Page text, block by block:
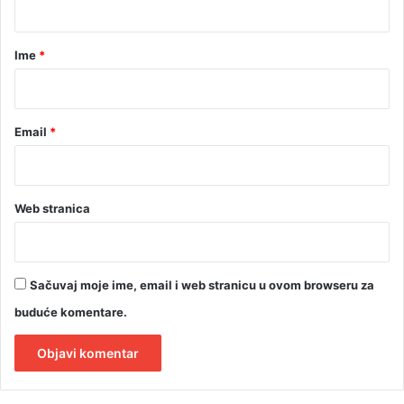
rIme *
Email *
Web stranica
Sačuvaj moje ime, email i web stranicu u ovom browseru za
buduće komentare.